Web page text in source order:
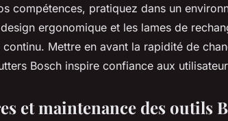
compétences, pratiquez dans un
ergonomique et les lames de
Mettre en avant la rapidité de
Bosch inspire confiance aux
et maintenance des outils